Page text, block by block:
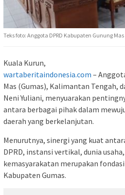
Teks foto: Anggota DPRD Kabupaten Gunung
Kuala Kurun,
wartaberitaindonesia.com –
Mas (Gumas), Kalimantan Tengah,
Neni Yuliani, menyuarakan
antara berbagai pihak dalam
daerah yang berkelanjutan.
Menurutnya, sinergi yang kuat
DPRD, instansi vertikal, dunia
kemasyarakatan merupakan
Kabupaten Gumas.